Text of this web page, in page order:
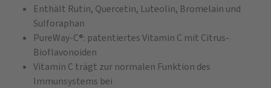
Enthält Rutin, Quercetin, Luteolin, Bromelain und
Sulforaphan
PureWay-C®: patentiertes Vitamin C mit Citrus-
Bioflavonoiden
Vitamin C trägt zur normalen Funktion des
Immunsystems bei